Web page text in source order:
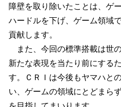
障壁を取り除いたことは、ゲ
ハードルを下げ、ゲーム領域
貢献します。
また、今回の標準搭載は世
新たな表現を当たり前にする
す。ＣＲＩは今後もヤマハと
い、ゲームの領域にとどまら